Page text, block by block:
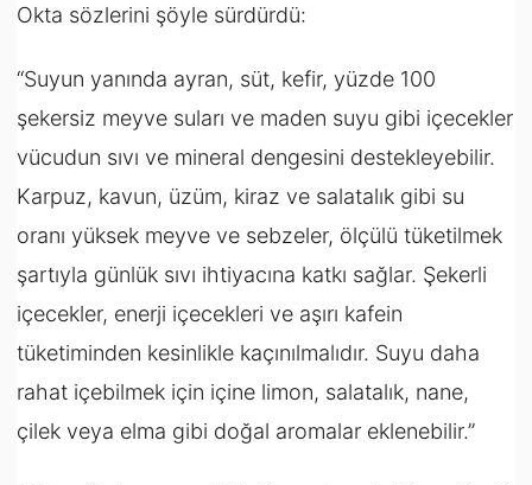
Okta sözlerini şöyle sürdürdü:
“Suyun yanında ayran, süt, kefir, yüzde 100
şekersiz meyve suları ve maden suyu gibi içecekler
vücudun sıvı ve mineral dengesini destekleyebilir.
Karpuz, kavun, üzüm, kiraz ve salatalık gibi su
oranı yüksek meyve ve sebzeler, ölçülü tüketilmek
şartıyla günlük sıvı ihtiyacına katkı sağlar. Şekerli
içecekler, enerji içecekleri ve aşırı kafein
tüketiminden kesinlikle kaçınılmalıdır. Suyu daha
rahat içebilmek için içine limon, salatalık, nane,
çilek veya elma gibi doğal aromalar eklenebilir.”